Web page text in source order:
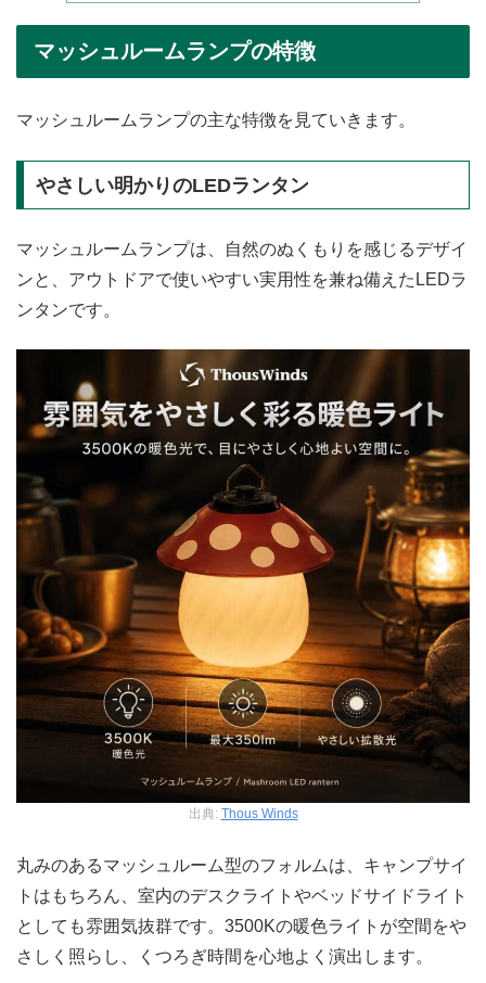
マッシュルームランプの特徴
マッシュルームランプの主な特徴を見ていきます。
やさしい明かりのLEDランタン
マッシュルームランプは、自然のぬくもりを感じるデザイ
ンと、アウトドアで使いやすい実用性を兼ね備えたLEDラ
ンタンです。
出典: Thous Winds
丸みのあるマッシュルーム型のフォルムは、キャンプサイ
トはもちろん、室内のデスクライトやベッドサイドライト
としても雰囲気抜群です。3500Kの暖色ライトが空間をや
さしく照らし、くつろぎ時間を心地よく演出します。